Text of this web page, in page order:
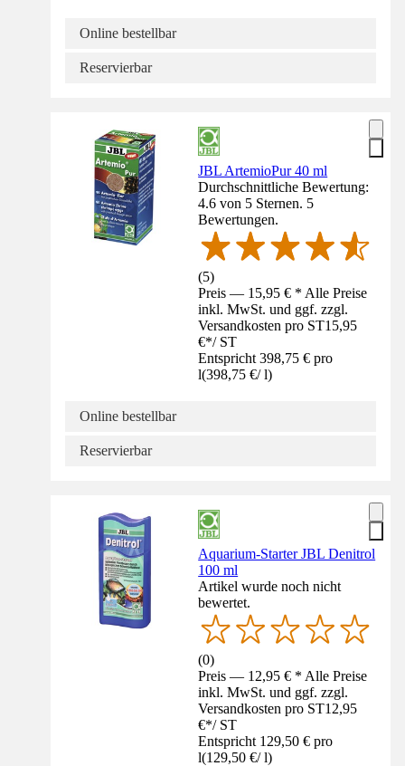
Online bestellbar
Reservierbar
JBL ArtemioPur 40 ml
Durchschnittliche Bewertung:
4.6 von 5 Sternen. 5
Bewertungen.
(5)
Preis — 15,95 € * Alle Preise
inkl. MwSt. und ggf. zzgl.
Versandkosten pro ST15,95
€*/ ST
Entspricht 398,75 € pro
l(398,75 €/ l)
Online bestellbar
Reservierbar
Aquarium-Starter JBL Denitrol
100 ml
Artikel wurde noch nicht
bewertet.
(0)
Preis — 12,95 € * Alle Preise
inkl. MwSt. und ggf. zzgl.
Versandkosten pro ST12,95
€*/ ST
Entspricht 129,50 € pro
l(129,50 €/ l)